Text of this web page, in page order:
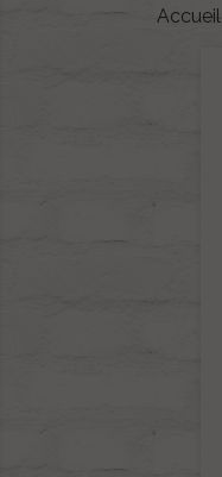
Accueil